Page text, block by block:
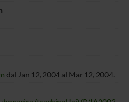
dal Jan 12, 2004 al Mar 12, 2004.